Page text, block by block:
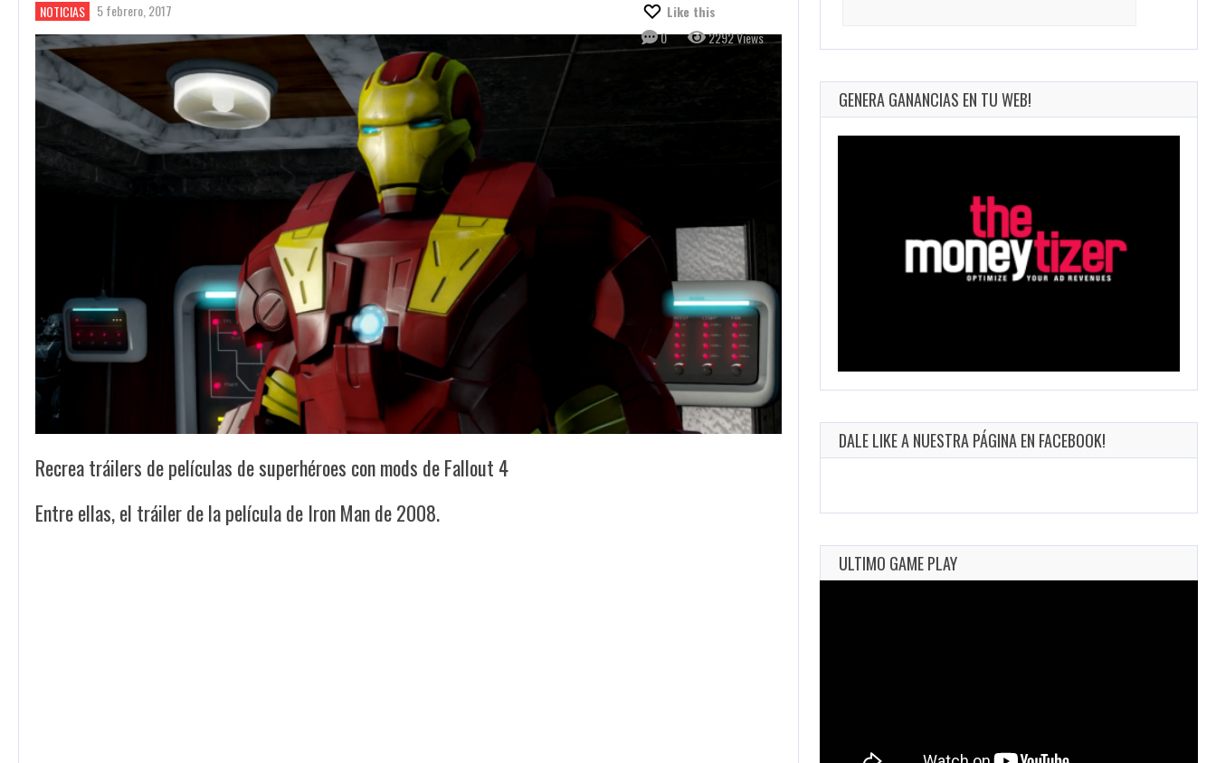
NOTICIAS 5 febrero, 2017
Like this
0
2292 Views
Recrea tráilers de películas de superhéroes con mods de Fallout 4
Entre ellas, el tráiler de la película de Iron Man de 2008.
GENERA GANANCIAS EN TU WEB!
DALE LIKE A NUESTRA PÁGINA EN FACEBOOK!
ULTIMO GAME PLAY